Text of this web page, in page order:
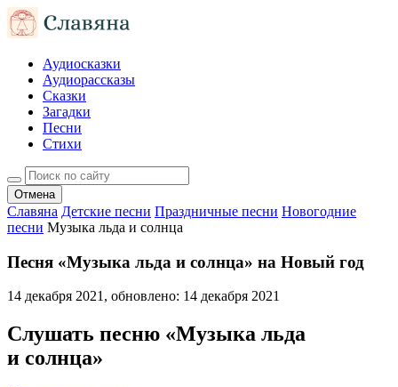
Аудиосказки
Аудиорассказы
Сказки
Загадки
Песни
Стихи
Отмена
Славяна Детские песни Праздничные песни Новогодние
песни Музыка льда и солнца
Песня «Музыка льда и солнца» на Новый год
14 декабря 2021, обновлено: 14 декабря 2021
Слушать песню «Музыка льда
и солнца»